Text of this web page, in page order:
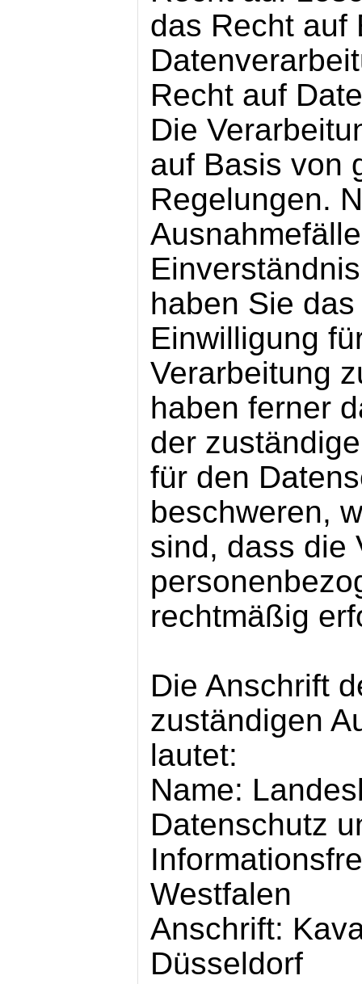
das Recht auf
Recht auf
Die
auf Basis von
Regelungen.
haben Sie
Einwilligung
Verarbeitung
haben ferner
der
für den
beschweren,
sind, dass die
rechtmäßig
Die Anschrift
zuständigen
lautet:
Name:
Datenschutz
Westfalen
Anschrift:
Düsseldorf